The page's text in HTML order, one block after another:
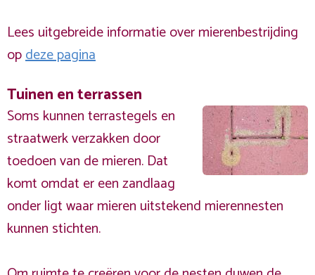
Lees uitgebreide informatie over mierenbestrijding
opdeze pagina
Tuinen en terrassen
Soms kunnen terrastegels en
straatwerk verzakken door
toedoen van de mieren. Dat
komt omdat er een zandlaag
onder ligt waar mieren uitstekend mierennesten
kunnen stichten.